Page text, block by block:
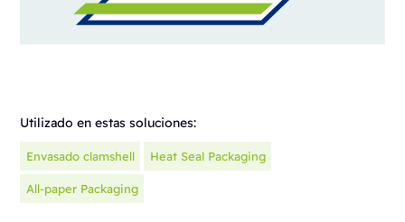
Utilizado en estas soluciones:
Envasado clamshell Heat Seal Packaging
All-paper Packaging